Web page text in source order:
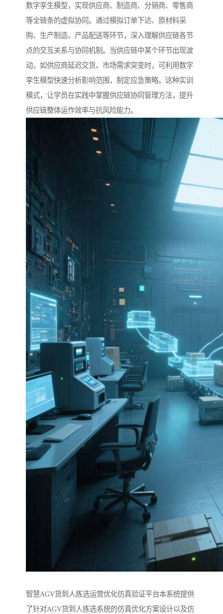
数字孪生模型，实现供应商、制造商、分销商、零售商
等全链条的虚拟协同。通过模拟订单下达、原材料采
购、生产制造、产品配送等环节，深入理解供应链各节
点的交互关系与协同机制。当供应链中某个环节出现波
动，如供应商延迟交货、市场需求突变时，可利用数字
孪生模型快速分析影响范围，制定应急策略。这种实训
模式，让学员在实践中掌握供应链协同管理方法，提升
供应链整体运作效率与抗风险能力。
智慧AGV货到人拣选运营优化仿真验证平台本系统提供
了针对AGV货到人拣选系统的仿真优化方案设计以及仿